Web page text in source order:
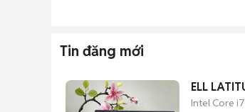
Tin đăng mới
ELL
Intel Core i7